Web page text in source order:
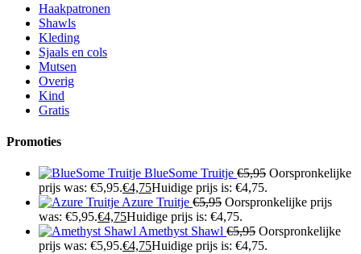
Haakpatronen
Shawls
Kleding
Sjaals en cols
Mutsen
Overig
Kind
Gratis
Promoties
BlueSome Truitje €5,95 Oorspronkelijke
prijs was: €5,95.€4,75Huidige prijs is: €4,75.
Azure Truitje €5,95 Oorspronkelijke prijs
was: €5,95.€4,75Huidige prijs is: €4,75.
Amethyst Shawl €5,95 Oorspronkelijke
prijs was: €5,95.€4,75Huidige prijs is: €4,75.